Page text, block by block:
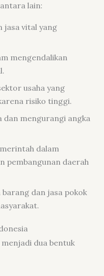
lain:
jasa vital yang
mengendalikan
usaha yang
risiko tinggi.
dan mengurangi angka
dalam
pembangunan daerah
dan jasa pokok
dua bentuk